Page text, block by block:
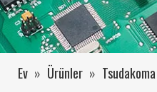
Ev » Ürünler »